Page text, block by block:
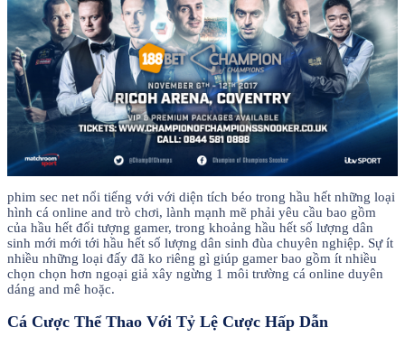
phim sec net nổi tiếng với với diện tích béo trong hầu hết những loại
hình cá online and trò chơi, lành mạnh mẽ phải yêu cầu bao gồm
của hầu hết đối tượng gamer, trong khoảng hầu hết số lượng dân
sinh mới mới tới hầu hết số lượng dân sinh đùa chuyên nghiệp. Sự ít
nhiều những loại đấy đã ko riêng gì giúp gamer bao gồm ít nhiều
chọn chọn hơn ngoại giả xây ngừng 1 môi trường cá online duyên
dáng and mê hoặc.
Cá Cược Thể Thao Với Tỷ Lệ Cược Hấp Dẫn